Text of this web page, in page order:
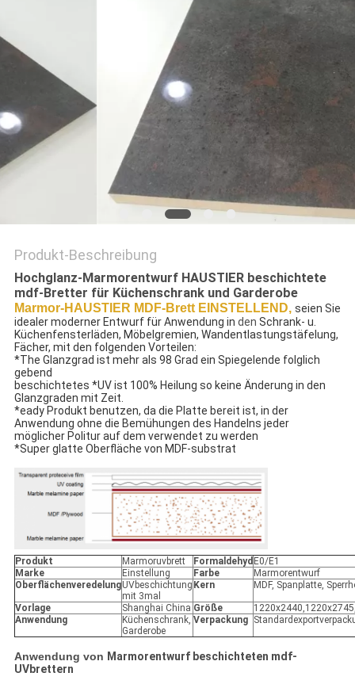
ZITAT
SITEMAP
PRIVACY
POLICY
Produkt-Beschreibung
Hochglanz-Marmorentwurf HAUSTIER beschichtete
mdf-Bretter für Küchenschrank und Garderobe
Marmor-HAUSTIER MDF-Brett EINSTELLEND, seien Sie
idealer moderner Entwurf für Anwendung in den Schrank- u.
Küchenfensterläden, Möbelgremien, Wandentlastungstäfelung,
Fächer, mit den folgenden Vorteilen:
*The Glanzgrad ist mehr als 98 Grad ein Spiegelende folglich
gebend
beschichtetes *UV ist 100% Heilung so keine Änderung in den
Glanzgraden mit Zeit.
*eady Produkt benutzen, da die Platte bereit ist, in
der
Anwendung ohne die Bemühungen des Handelns jeder
möglicher Politur auf dem verwendet zu werden
*Super glatte Oberfläche von MDF-substrat
Produkt Marmoruvbrett Formaldehyd E0/E1
Marke
Einstellung Farbe
Marmorentwurf
OberflächenveredelungUVbeschichtung
mit 3mal
Kern MDF, Spanplatte,
Vorlage Shanghai China Größe
Anwendung
Küchenschrank,
Garderobe
Verpackung
Anwendung von Marmorentwurf beschichteten mdf-
UVbrettern